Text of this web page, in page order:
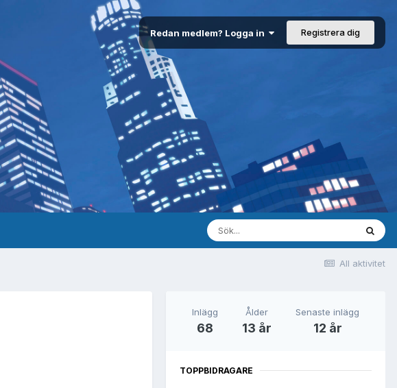
Redan medlem? Logga in Registrera dig
All aktivitet
Inlägg
68
Ålder
13 år
Senaste inlägg
12 år
TOPPBIDRAGARE